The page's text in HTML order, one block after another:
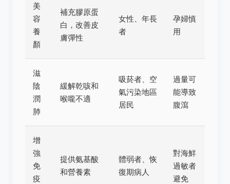
美
容
養
顏
補充膠原蛋
白，改善皮
膚彈性
女性、年長
者
孕婦慎
用
滋
陰
潤
肺
緩解乾咳和
喉嚨不適
吸菸者、空
氣污染地區
居民
過量可
能導致
腹瀉
增
強
免
疫
提供氨基酸
和營養素
體弱者、恢
復期病人
對海鮮
過敏者
避免